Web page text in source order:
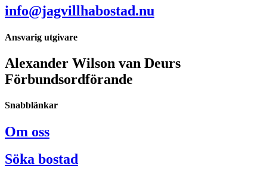
info@jagvillhabostad.nu
Ansvarig utgivare
Alexander Wilson van Deurs
Förbundsordförande
Snabblänkar
Om oss
Söka bostad